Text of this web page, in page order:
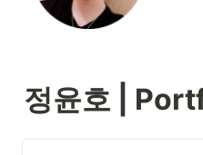
정윤호 |